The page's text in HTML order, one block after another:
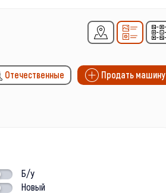
Отечественные Продать машину
Б/у
Новый